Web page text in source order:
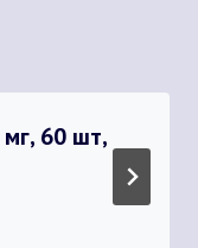
60 шт,